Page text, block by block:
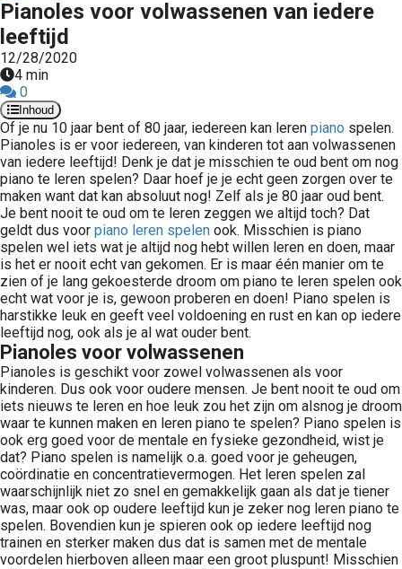
Pianoles voor volwassenen van iedere
leeftijd
12/28/2020
4 min
0
Inhoud
Of je nu 10 jaar bent of 80 jaar, iedereen kan leren piano spelen.
Pianoles is er voor iedereen, van kinderen tot aan volwassenen
van iedere leeftijd! Denk je dat je misschien te oud bent om nog
piano te leren spelen? Daar hoef je je echt geen zorgen over te
maken want dat kan absoluut nog! Zelf als je 80 jaar oud bent.
Je bent nooit te oud om te leren zeggen we altijd toch? Dat
geldt dus voor piano leren spelen ook. Misschien is piano
spelen wel iets wat je altijd nog hebt willen leren en doen, maar
is het er nooit echt van gekomen. Er is maar één manier om te
zien of je lang gekoesterde droom om piano te leren spelen ook
echt wat voor je is, gewoon proberen en doen! Piano spelen is
harstikke leuk en geeft veel voldoening en rust en kan op iedere
leeftijd nog, ook als je al wat ouder bent.
Pianoles voor volwassenen
Pianoles is geschikt voor zowel volwassenen als voor
kinderen. Dus ook voor oudere mensen. Je bent nooit te oud om
iets nieuws te leren en hoe leuk zou het zijn om alsnog je droom
waar te kunnen maken en leren piano te spelen? Piano spelen is
ook erg goed voor de mentale en fysieke gezondheid, wist je
dat? Piano spelen is namelijk o.a. goed voor je geheugen,
coördinatie en concentratievermogen. Het leren spelen zal
waarschijnlijk niet zo snel en gemakkelijk gaan als dat je tiener
was, maar ook op oudere leeftijd kun je zeker nog leren piano te
spelen. Bovendien kun je spieren ook op iedere leeftijd nog
trainen en sterker maken dus dat is samen met de mentale
voordelen hierboven alleen maar een groot pluspunt! Misschien